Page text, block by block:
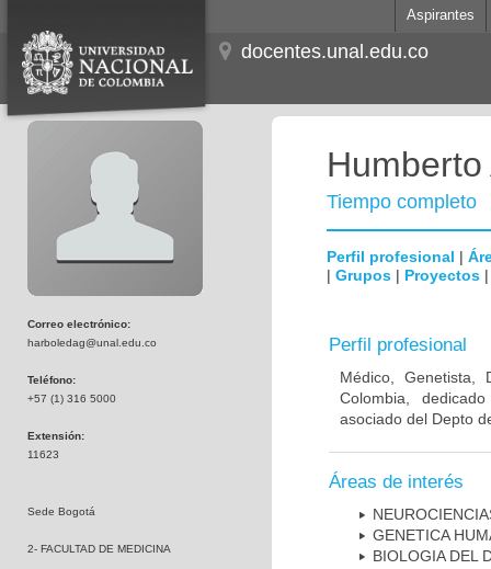
Aspirantes
docentes.unal.edu.co
Correo electrónico:
harboledag@unal.edu.co
Teléfono:
+57 (1) 316 5000
Extensión:
11623
Sede Bogotá
2- FACULTAD DE MEDICINA
Tiempo completo
Perfil profesional |
| Grupos | Proyectos
Perfil profesional
Médico, Genetista,
Colombia,
asociado del Depto
Áreas de interés
GENETICA
BIOLOGIA DEL